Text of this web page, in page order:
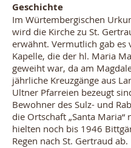
Geschichte
Im Würtembergischen
wird die Kirche zu St.
erwähnt. Vermutlich gab es
Kapelle, die der hl. Maria
geweiht war, da am
jährliche Kreuzgänge aus
Ultner Pfarreien bezeugt
Bewohner des Sulz- und
die Ortschaft „Santa Maria“
hielten noch bis 1946
Regen nach St. Gertraud ab.